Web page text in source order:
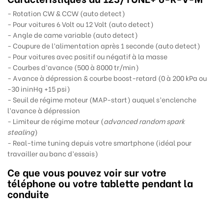
- Rotation CW & CCW (auto detect)
- Pour voitures 6 Volt ou 12 Volt (auto detect)
- Angle de came variable (auto detect)
- Coupure de l’alimentation après 1 seconde (auto detect)
- Pour voitures avec positif ou négatif à la masse
- Courbes d’avance (500 à 8000 tr/min)
- Avance à dépression & courbe boost-retard (0 à 200 kPa ou
-30 ininHg +15 psi)
- Seuil de régime moteur (MAP-start) auquel s’enclenche
l’avance à dépression
- Limiteur de régime moteur (advanced random spark
stealing)
- Real-time tuning depuis votre smartphone (idéal pour
travailler au banc d’essais)
Ce que vous pouvez voir sur votre
téléphone ou votre tablette pendant la
conduite